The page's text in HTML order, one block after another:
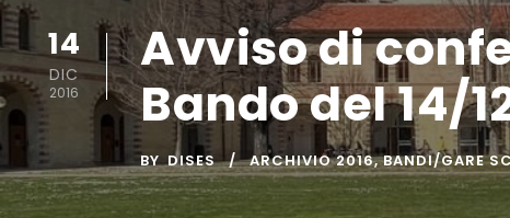
14
DIC
2016
Avviso di
Bando del 14/
BY DISES ARCHIVIO 2016, BANDI/GARE